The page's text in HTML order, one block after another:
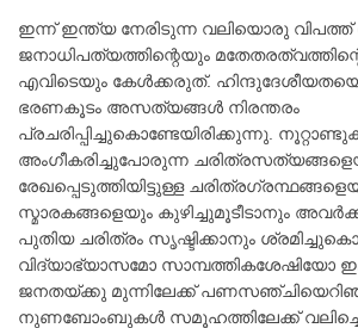
ഇന്ന് ഇന്ത്യ നേരിടുന്ന വലിയൊരു വിപത്ത്
ജനാധിപത്യത്തിന്റെയും
എവിടെയും കേൾക്കരുത്. ഹിന്ദുദേശീയതയെ
ഭരണകൂടം അസത്യങ്ങൾ നിരന്തരം
പ്രചരിപ്പിച്ചുകൊണ്ടേയിരിക്കുന്നു.
അംഗീകരിച്ചുപോരുന്ന
രേഖപ്പെടുത്തിയിട്ടുള്ള
സ്മാരകങ്ങളെയും കുഴിച്ചുമൂടീടാനും
പുതിയ ചരിത്രം സൃഷ്ടിക്കാനും
വിദ്യാഭ്യാസമോ സാമ്പത്തികശേഷിയോ
ജനതയ്ക്കു മുന്നിലേക്ക്
നുണബോംബുകൾ സമൂഹത്തിലേക്ക്